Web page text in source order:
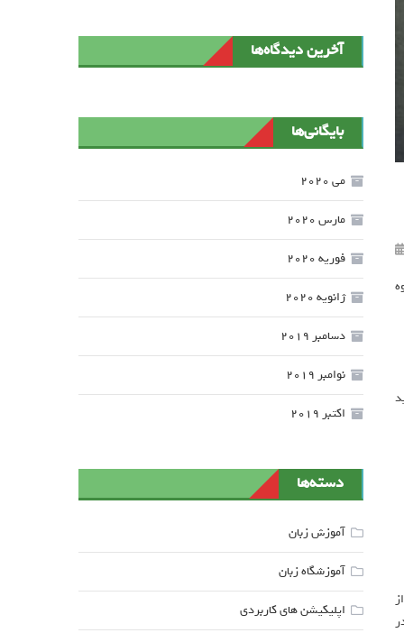
آخرین دیدگاه‌ها
بایگانی‌ها
می 2020
مارس 2020
فوریه 2020
ژانویه 2020
دسامبر 2019
نوامبر 2019
اکتبر 2019
دسته‌ها
آموزش زبان
آموزشگاه زبان
اپلیکیشن های کاربردی